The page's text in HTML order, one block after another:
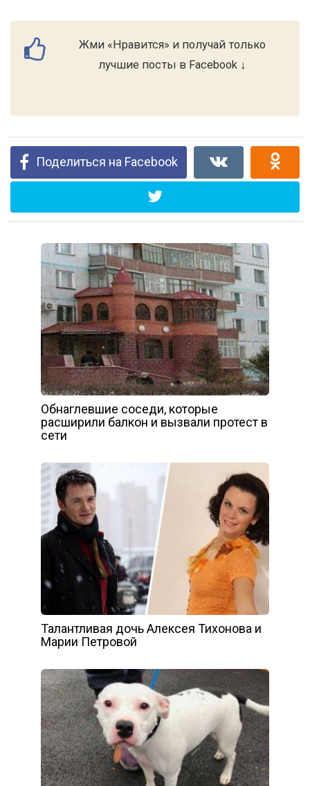
Жми «Нравится» и получай только
лучшие посты в Facebook ↓
Поделиться на Facebook
Обнаглевшие соседи, которые
расширили балкон и вызвали протест в
сети
Талантливая дочь Алексея Тихонова и
Марии Петровой